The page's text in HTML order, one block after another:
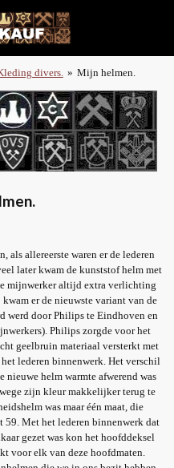
divers. » Mijn helmen.
allereerste waren er de lederen
later kwam de kunststof helm met
mijnwerker altijd extra verlichting
er de nieuwste variant van de
werd door Philips te Eindhoven en
Philips zorgde voor het
geelbruin materiaal versterkt met
lederen binnenwerk. Het verschil
nieuwe helm warmte afwerend was
zijn kleur makkelijker terug te
was maar één maat, die
59. Met het lederen binnenwerk dat
gezet was kon het hoofddeksel
voor elk van deze hoofdmaten.